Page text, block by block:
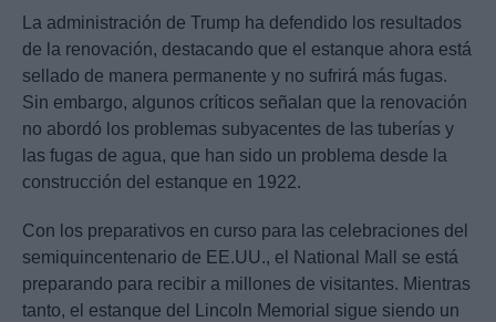
La administración de Trump ha defendido los resultados
de la renovación, destacando que el estanque ahora está
sellado de manera permanente y no sufrirá más fugas.
Sin embargo, algunos críticos señalan que la renovación
no abordó los problemas subyacentes de las tuberías y
las fugas de agua, que han sido un problema desde la
construcción del estanque en 1922.
Con los preparativos en curso para las celebraciones del
semiquincentenario de EE.UU., el National Mall se está
preparando para recibir a millones de visitantes. Mientras
tanto, el estanque del Lincoln Memorial sigue siendo un